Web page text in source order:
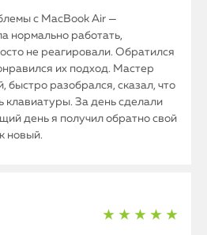
с MacBook Air —
нормально работать,
не реагировали. Обратился
их подход. Мастер
быстро разобрался, сказал, что
клавиатуры. За день сделали
день я получил обратно свой
новый.
★ ★ ★ ★ ★